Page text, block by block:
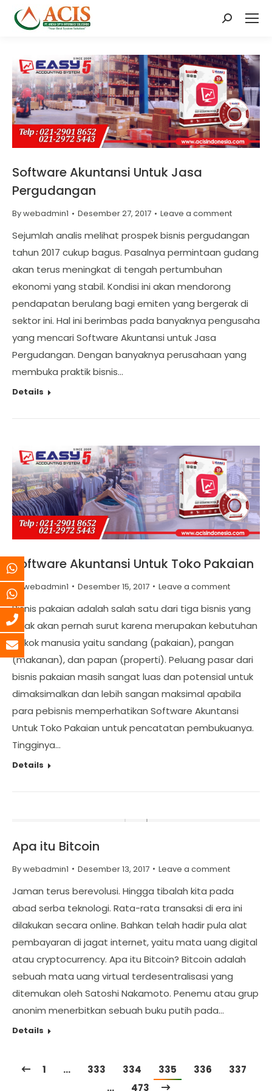
Search:
Software Akuntansi Untuk Jasa
Pergudangan
Bywebadmin1 Desember 27, 2017 Leave a comment
Sejumlah analis melihat prospek bisnis pergudangan
tahun 2017 cukup bagus. Pasalnya permintaan gudang
akan terus meningkat di tengah pertumbuhan
ekonomi yang stabil. Kondisi ini akan mendorong
pendapatan berulang bagi emiten yang bergerak di
sektor ini. Hal ini berimbas pada banyaknya pengusaha
yang mencari Software Akuntansi untuk Jasa
Pergudangan. Dengan banyaknya perusahaan yang
membuka praktik bisnis…
Details
Software Akuntansi Untuk Toko Pakaian
By webadmin1 Desember 15, 2017 Leave a comment
Bisnis pakaian adalah salah satu dari tiga bisnis yang
tidak akan pernah surut karena merupakan kebutuhan
pokok manusia yaitu sandang (pakaian), pangan
(makanan), dan papan (properti). Peluang pasar dari
bisnis pakaian masih sangat luas dan potensial untuk
dimaksimalkan dan lebih sangan maksimal apabila
para pebisnis memperhatikan Software Akuntansi
Untuk Toko Pakaian untuk pencatatan pembukuanya.
Tingginya…
Details
Apa itu Bitcoin
Bywebadmin1 Desember 13, 2017 Leave a comment
Jaman terus berevolusi. Hingga tibalah kita pada
abad serba teknologi. Rata-rata transaksi di era ini
dilakukan secara online. Bahkan telah hadir pula alat
pembayaran di jagat internet, yaitu mata uang digital
atau cryptocurrency. Apa itu Bitcoin? Bitcoin adalah
sebuah mata uang virtual terdesentralisasi yang
ditemukan oleh Satoshi Nakamoto. Penemu atau grup
anonim menerbitkan sebuah buku putih pada…
Details
1 … 333 334 335 336
337
…
473